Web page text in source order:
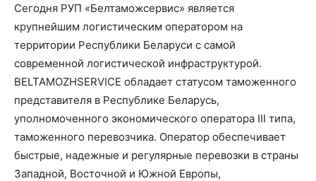
Сегодня РУП «Белтаможсервис» является
крупнейшим логистическим оператором на
территории Республики Беларуси с самой
современной логистической инфраструктурой.
BELTAMOZHSERVICE обладает статусом таможенного
представителя в Республике Беларусь,
уполномоченного экономического оператора III типа,
таможенного перевозчика. Оператор обеспечивает
быстрые, надежные и регулярные перевозки в страны
Западной, Восточной и Южной Европы,